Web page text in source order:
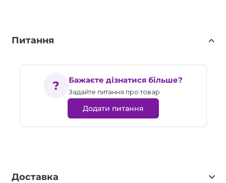
Питання
Бажаєте дізнатися більше?
Задайте питання про товар
Додати питання
Доставка